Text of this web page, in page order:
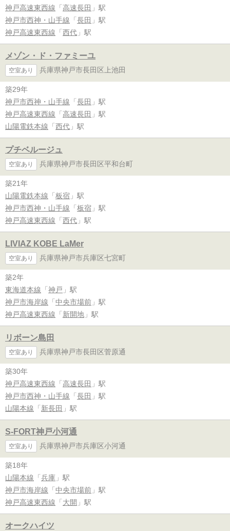
神戸高速東西線 「 高速長田 」駅
神戸市西神・山手線 「 長田 」駅
神戸高速東西線 「 西代 」駅
メゾン・ド・ファミーユ
空室あり 兵庫県神戸市長田区上池田
築29年
神戸市西神・山手線 「 長田 」駅
神戸高速東西線 「 高速長田 」駅
山陽電鉄本線 「 西代 」駅
プチベルージュ
空室あり 兵庫県神戸市長田区平和台町
築21年
山陽電鉄本線 「 板宿 」駅
神戸市西神・山手線 「 板宿 」駅
神戸高速東西線 「 西代 」駅
LIVIAZ KOBE LaMer
空室あり 兵庫県神戸市兵庫区七宮町
築2年
東海道本線 「 神戸 」駅
神戸市海岸線 「 中央市場前 」駅
神戸高速東西線 「 新開地 」駅
リボーン島田
空室あり 兵庫県神戸市長田区菅原通
築30年
神戸高速東西線 「 高速長田 」駅
神戸市西神・山手線 「 長田 」駅
山陽本線 「 新長田 」駅
S-FORT神戸小河通
空室あり 兵庫県神戸市兵庫区小河通
築18年
山陽本線 「 兵庫 」駅
神戸市海岸線 「 中央市場前 」駅
神戸高速東西線 「 大開 」駅
オークハイツ